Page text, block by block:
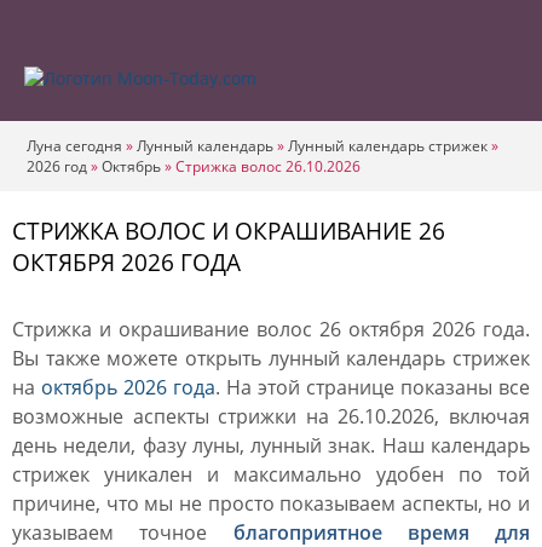
Луна сегодня »Лунный календарь»Лунный календарь стрижек»
2026 год»Октябрь»Стрижка волос 26.10.2026
СТРИЖКА ВОЛОС И ОКРАШИВАНИЕ 26
ОКТЯБРЯ 2026 ГОДА
Стрижка и окрашивание волос 26 октября 2026 года.
Вы также можете открыть лунный календарь стрижек
на октябрь 2026 года. На этой странице показаны все
возможные аспекты стрижки на 26.10.2026, включая
день недели, фазу луны, лунный знак. Наш календарь
стрижек уникален и максимально удобен по той
причине, что мы не просто показываем аспекты, но и
указываем точное благоприятное время для